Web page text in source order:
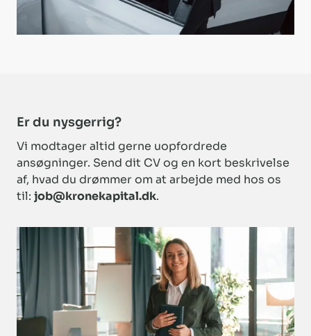
Er du nysgerrig?
Vi modtager altid gerne uopfordrede
ansøgninger. Send dit CV og en kort beskrivelse
af, hvad du drømmer om at arbejde med hos os
til: job@kronekapital.dk.